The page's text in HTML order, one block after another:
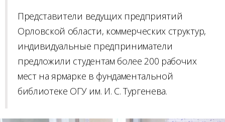
Представители ведущих предприятий
Орловской области, коммерческих структур,
индивидуальные предприниматели
предложили студентам более 200 рабочих
мест на ярмарке в фундаментальной
библиотеке ОГУ им. И. С. Тургенева.